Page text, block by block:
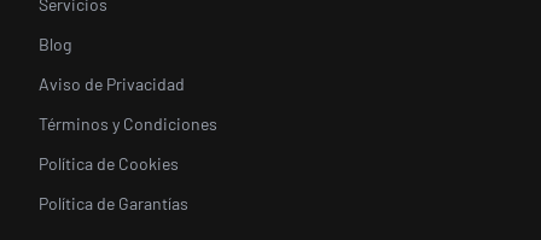
Servicios
Blog
Aviso de Privacidad
Términos y Condiciones
Política de Cookies
Política de Garantías